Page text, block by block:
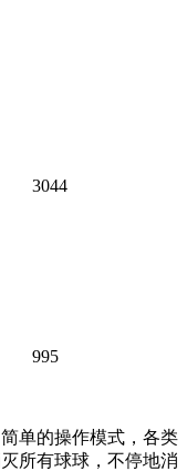
3044
995
单的操作模式，各类
所有球球，不停地消